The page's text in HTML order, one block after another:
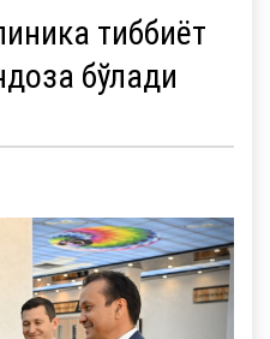
тиббиёт
бўлади